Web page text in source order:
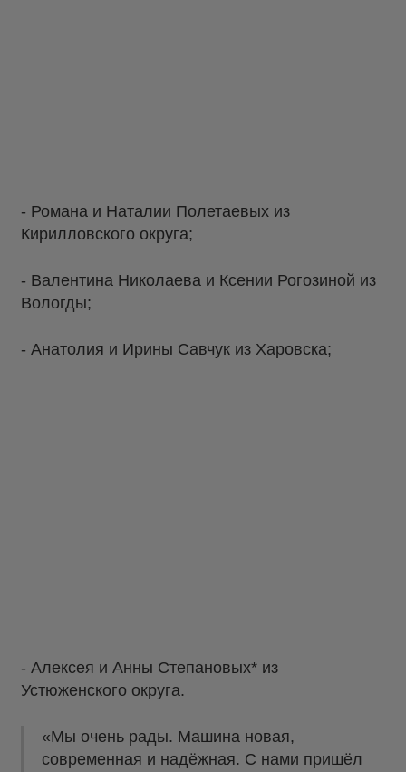
- Романа и Наталии Полетаевых из
Кирилловского округа;
- Валентина Николаева и Ксении Рогозиной из
Вологды;
- Анатолия и Ирины Савчук из Харовска;
- Алексея и Анны Степановых* из
Устюженского округа.
«Мы очень рады. Машина новая,
современная и надёжная. С нами пришёл